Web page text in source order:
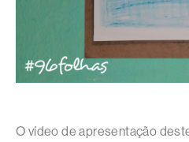
O vídeo de apresentação